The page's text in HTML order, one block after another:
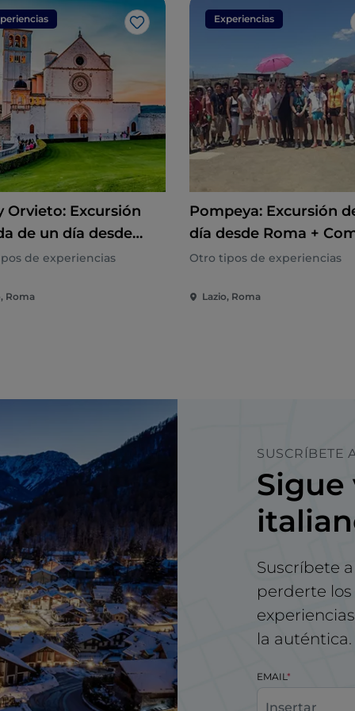
Me gusta
Orvieto: Excursión
de un día desde
de experiencias
Roma
Experiencias
Pompeya: Excursión
día desde Roma +
Otro tipos de experiencias
Lazio, Roma
SUSCRÍBETE
Suscríbete
perderte los
la auténtica.
EMAIL